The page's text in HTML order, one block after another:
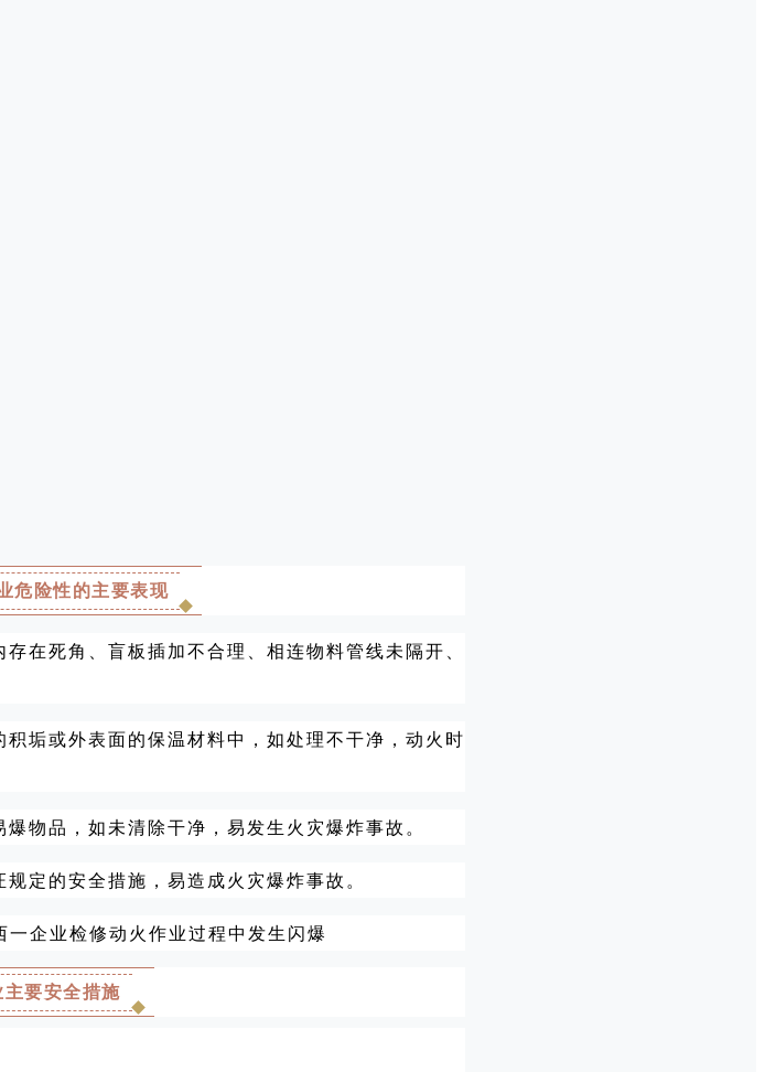
危险性的主要表现
在死角、盲板插加不合理、相连物料管线未隔开、
垢或外表面的保温材料中，如处理不干净，动火时
物品，如未清除干净，易发生火灾爆炸事故。
定的安全措施，易造成火灾爆炸事故。
要安全措施